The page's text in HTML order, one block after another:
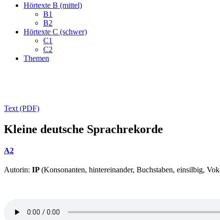
Hörtexte B (mittel)
B1
B2
Hörtexte C (schwer)
C1
C2
Themen
Text (PDF)
Kleine deutsche Sprachrekorde
A2
Autorin: IP(Konsonanten, hintereinander, Buchstaben, einsilbig,